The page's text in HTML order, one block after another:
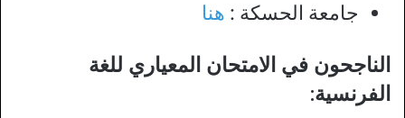
جامعة الحسكة : هنا
الناجحون في الامتحان المعياري للغة
الفرنسية: